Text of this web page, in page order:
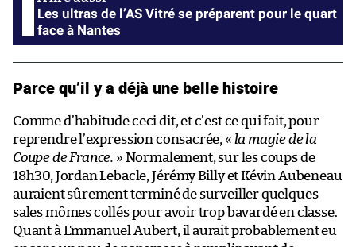
Les ultras de l’AS Vitré se préparent pour le quart
face à Nantes
Parce qu’il y a déjà une belle histoire
Comme d’habitude ceci dit, et c’est ce qui fait, pour
reprendre l’expression consacrée, « la magie de la
Coupe de France. » Normalement, sur les coups de
18h30, Jordan Lebacle, Jérémy Billy et Kévin Aubeneau
auraient sûrement terminé de surveiller quelques
sales mômes collés pour avoir trop bavardé en classe.
Quant à Emmanuel Aubert, il aurait probablement eu